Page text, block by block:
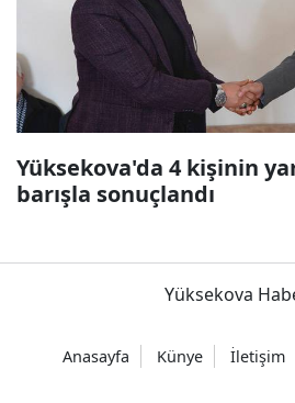
Yüksekova'da 4 kişinin
barışla sonuçlandı
Yüksekova
Anasayfa Künye İletişim